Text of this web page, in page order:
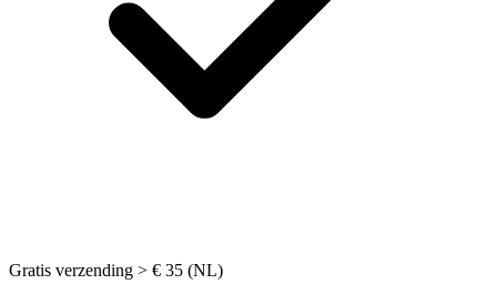
Gratis verzending > € 35 (NL)